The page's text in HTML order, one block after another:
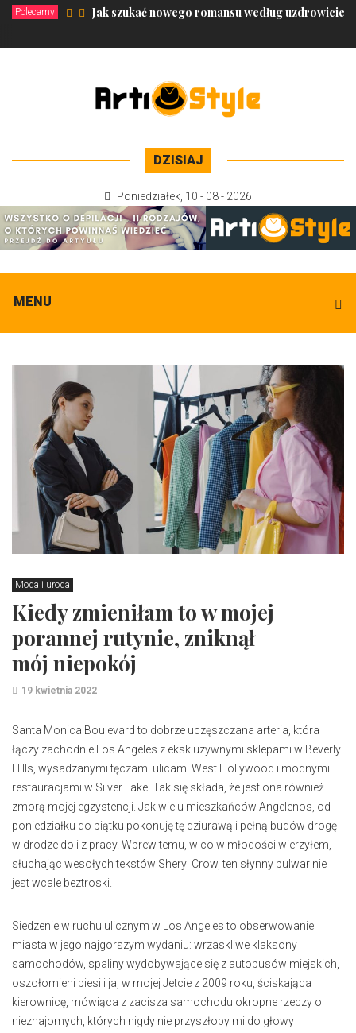
Polecamy Jak szukać nowego romansu według
DZISIAJ
Poniedziałek 10 - 08 - 2026
MENU
Moda i uroda
Kiedy zmieniłam to w mojej
porannej rutynie, zniknął
mój niepokój
19 kwietnia 2022
Santa Monica Boulevard to dobrze uczęszczana arteria, która
łączy zachodnie Los Angeles z ekskluzywnymi sklepami w Beverly
Hills, wysadzanymi tęczami ulicami West Hollywood i modnymi
restauracjami w Silver Lake. Tak się składa, że jest ona również
zmorą mojej egzystencji. Jak wielu mieszkańców Angelenos, od
poniedziałku do piątku pokonuję tę dziurawą i pełną budów drogę
w drodze do i z pracy. Wbrew temu, w co w młodości wierzyłem,
słuchając wesołych tekstów Sheryl Crow, ten słynny bulwar nie
jest wcale beztroski.
Siedzenie w ruchu ulicznym w Los Angeles to obserwowanie
miasta w jego najgorszym wydaniu: wrzaskliwe klaksony
samochodów, spaliny wydobywające się z autobusów miejskich,
oszołomieni piesi i ja, w mojej Jetcie z 2009 roku, ściskająca
kierownicę, mówiąca z zacisza samochodu okropne rzeczy o
nieznajomych, których nigdy nie przyszłoby mi do głowy